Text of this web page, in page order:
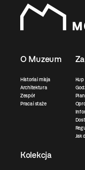
O Muzeum
Historia i misja
Architektura
Zespół
Praca i staże
Kup
Jak
Kolekcja